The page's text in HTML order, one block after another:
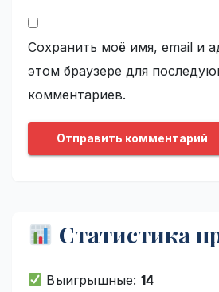
Сохранить моё имя, email и
этом браузере для
комментариев.
Статистика
Выигрышные: 14